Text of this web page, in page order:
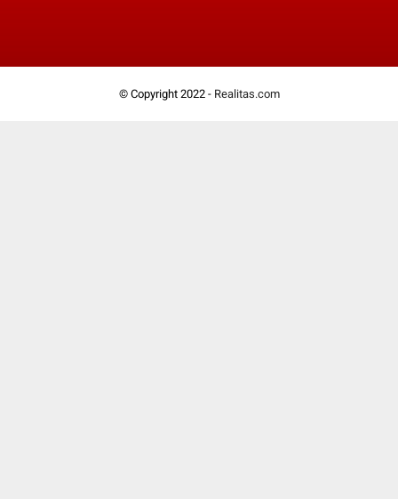
© Copyright 2022 - Realitas.com